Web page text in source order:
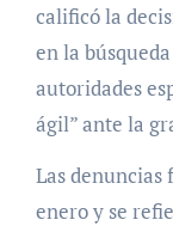
calificó la
en la
autoridades
ágil” ante la
Las denuncias
enero y se